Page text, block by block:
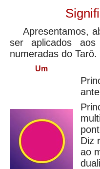
Apresentamos,
ser aplicados
numeradas do Tarô.
Um
Diz
ao